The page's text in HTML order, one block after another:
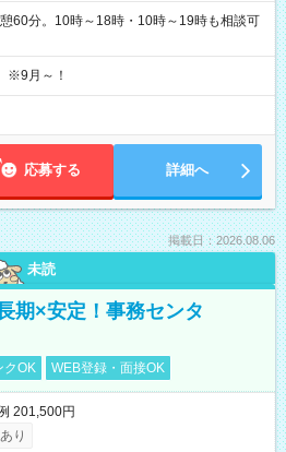
分。10時～18時・10時～19時も相談可
※9月～！
応募する 詳細へ
掲載日：2026.08.06
未読
期×安定！事務センタ
クOK WEB登録・面接OK
201,500円
り